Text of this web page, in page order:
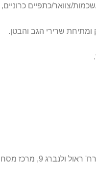
צוואר/כתפיים כרוניים,
שרירי הגב והבטן.
מסחרי רמת אשכול, בחיפה.